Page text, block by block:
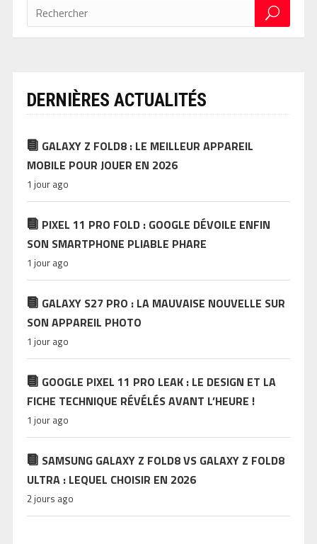
DERNIÈRES ACTUALITÉS
GALAXY Z FOLD8 : LE MEILLEUR APPAREIL
MOBILE POUR JOUER EN 2026
1 jour ago
PIXEL 11 PRO FOLD : GOOGLE DÉVOILE ENFIN
SON SMARTPHONE PLIABLE PHARE
1 jour ago
GALAXY S27 PRO : LA MAUVAISE NOUVELLE SUR
SON APPAREIL PHOTO
1 jour ago
GOOGLE PIXEL 11 PRO LEAK : LE DESIGN ET LA
FICHE TECHNIQUE RÉVÉLÉS AVANT L’HEURE !
1 jour ago
SAMSUNG GALAXY Z FOLD8 VS GALAXY Z FOLD8
ULTRA : LEQUEL CHOISIR EN 2026
2 jours ago